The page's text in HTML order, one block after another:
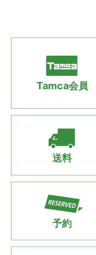
Tamca会員
送料
予約